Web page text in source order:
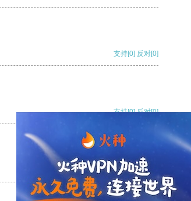
支持[0] 反对[0]
支持[0] 反对[0]
支持[0] 反对